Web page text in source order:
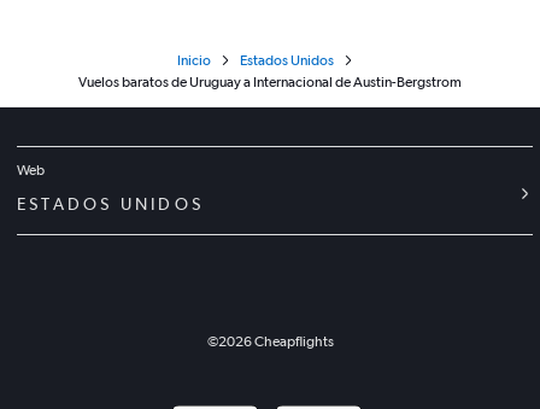
Inicio
Estados Unidos
Vuelos baratos de Uruguay a Internacional de Austin-Bergstrom
Web
ESTADOS UNIDOS
©2026Cheapflights